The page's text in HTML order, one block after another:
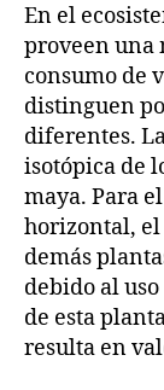
En el
proveen una
consumo de
distinguen
diferentes.
isotópica de
maya. Para
horizontal, el
demás
debido al
de esta
resulta en